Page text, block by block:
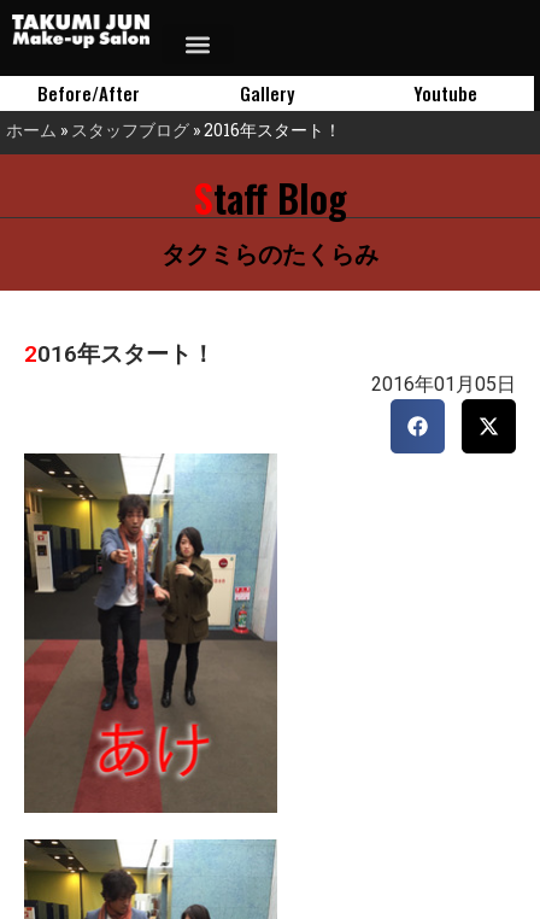
Before/After Gallery Youtube
ホーム » スタッフブログ »2016年スタート！
Staff Blog
タクミらのたくらみ
2016年スタート！
2016年01月05日